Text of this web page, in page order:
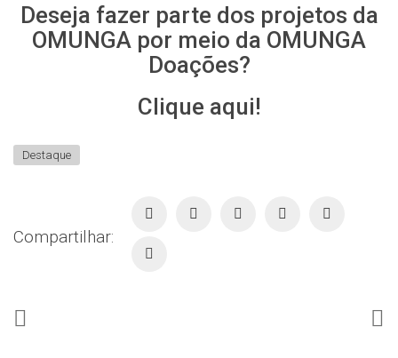
Deseja fazer parte dos projetos da
OMUNGA por meio da OMUNGA
Doações?
Clique aqui!
Destaque
Compartilhar: